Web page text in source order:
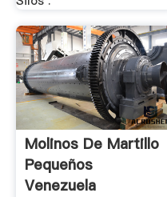
Molinos De Martillo
Pequeños
Venezuela